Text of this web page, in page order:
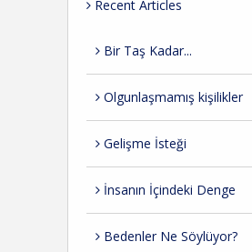
Recent Articles
Bir Taş Kadar...
Olgunlaşmamış kişilikler
Gelişme İsteği
İnsanın İçindeki Denge
Bedenler Ne Söylüyor?